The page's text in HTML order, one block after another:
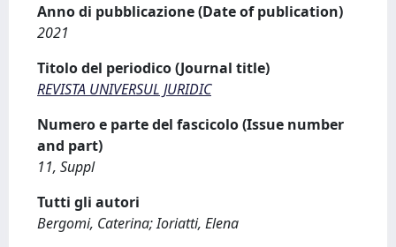
Anno di pubblicazione (Date of publication)
2021
Titolo del periodico (Journal title)
REVISTA UNIVERSUL JURIDIC
Numero e parte del fascicolo (Issue number
and part)
11, Suppl
Tutti gli autori
Bergomi, Caterina; Ioriatti, Elena